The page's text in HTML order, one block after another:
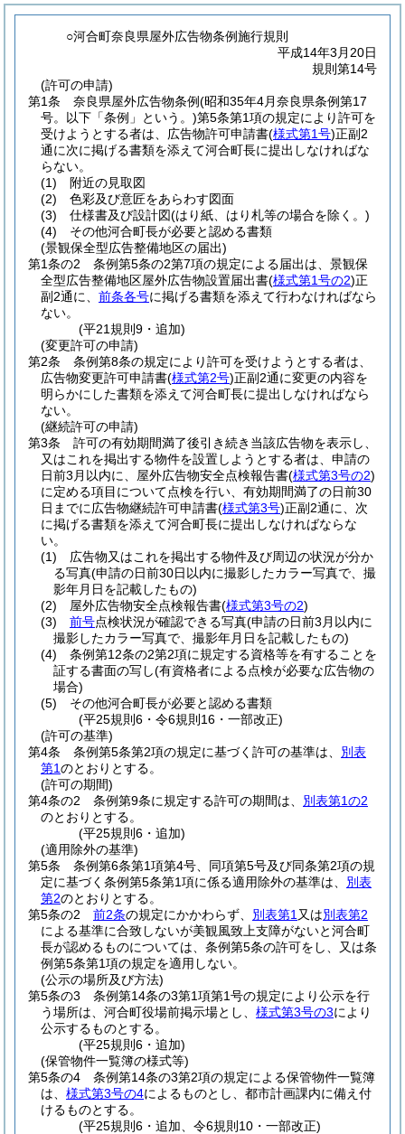
○河合町奈良県屋外広告物条例施行規則
平成14年3月20日
規則第14号
(許可の申請)
第1条
奈良県屋外広告物条例(昭和35年4月奈良県条例第17
号。以下「条例」という。)第5条第1項の規定により許可を
受けようとする者は、広告物許可申請書(様式第1号)正副2
通に次に掲げる書類を添えて河合町長に提出しなければな
らない。
(1)
附近の見取図
(2)
色彩及び意匠をあらわす図面
(3)
仕様書及び設計図(はり紙、はり札等の場合を除く。)
(4)
その他河合町長が必要と認める書類
(景観保全型広告整備地区の届出)
第1条の2
条例第5条の2第7項の規定による届出は、景観保
全型広告整備地区屋外広告物設置届出書(様式第1号の2)正
副2通に、 前条各号に掲げる書類を添えて行わなければなら
ない。
(平21規則9・追加)
(変更許可の申請)
第2条
条例第8条の規定により許可を受けようとする者は、
広告物変更許可申請書(様式第2号)正副2通に変更の内容を
明らかにした書類を添えて河合町長に提出しなければなら
ない。
(継続許可の申請)
第3条
許可の有効期間満了後引き続き当該広告物を表示し、
又はこれを掲出する物件を設置しようとする者は、申請の
日前3月以内に、屋外広告物安全点検報告書(様式第3号の2)
に定める項目について点検を行い、有効期間満了の日前30
日までに広告物継続許可申請書(様式第3号)正副2通に、次
に掲げる書類を添えて河合町長に提出しなければならな
い。
(1)
広告物又はこれを掲出する物件及び周辺の状況が分か
る写真(申請の日前30日以内に撮影したカラー写真で、撮
影年月日を記載したもの)
(2)
屋外広告物安全点検報告書(様式第3号の2)
(3)
前号点検状況が確認できる写真(申請の日前3月以内に
撮影したカラー写真で、撮影年月日を記載したもの)
(4)
条例第12条の2第2項に規定する資格等を有することを
証する書面の写し(有資格者による点検が必要な広告物の
場合)
(5)
その他河合町長が必要と認める書類
(平25規則6・令6規則16・一部改正)
(許可の基準)
第4条
条例第5条第2項の規定に基づく許可の基準は、 別表
第1のとおりとする。
(許可の期間)
第4条の2
条例第9条に規定する許可の期間は、 別表第1の2
のとおりとする。
(平25規則6・追加)
(適用除外の基準)
第5条
条例第6条第1項第4号、同項第5号及び同条第2項の規
定に基づく条例第5条第1項に係る適用除外の基準は、 別表
第2のとおりとする。
第5条の2
前2条の規定にかかわらず、 別表第1 又は別表第2
による基準に合致しないが美観風致上支障がないと河合町
長が認めるものについては、条例第5条の許可をし、又は条
例第5条第1項の規定を適用しない。
(公示の場所及び方法)
第5条の3
条例第14条の3第1項第1号の規定により公示を行
う場所は、河合町役場前掲示場とし、 様式第3号の3により
公示するものとする。
(平25規則6・追加)
(保管物件一覧簿の様式等)
第5条の4
条例第14条の3第2項の規定による保管物件一覧簿
は、 様式第3号の4によるものとし、都市計画課内に備え付
けるものとする。
(平25規則6・追加、令6規則10・一部改正)